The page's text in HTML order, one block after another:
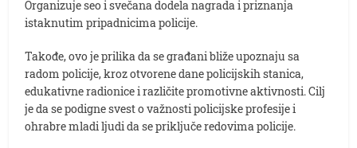
Organizuje seo i svečana dodela nagrada i priznanja
istaknutim pripadnicima policije.
Takođe, ovo je prilika da se građani bliže upoznaju sa
radom policije, kroz otvorene dane policijskih stanica,
edukativne radionice i različite promotivne aktivnosti. Cilj
je da se podigne svest o važnosti policijske profesije i
ohrabre mladi ljudi da se priključe redovima policije.